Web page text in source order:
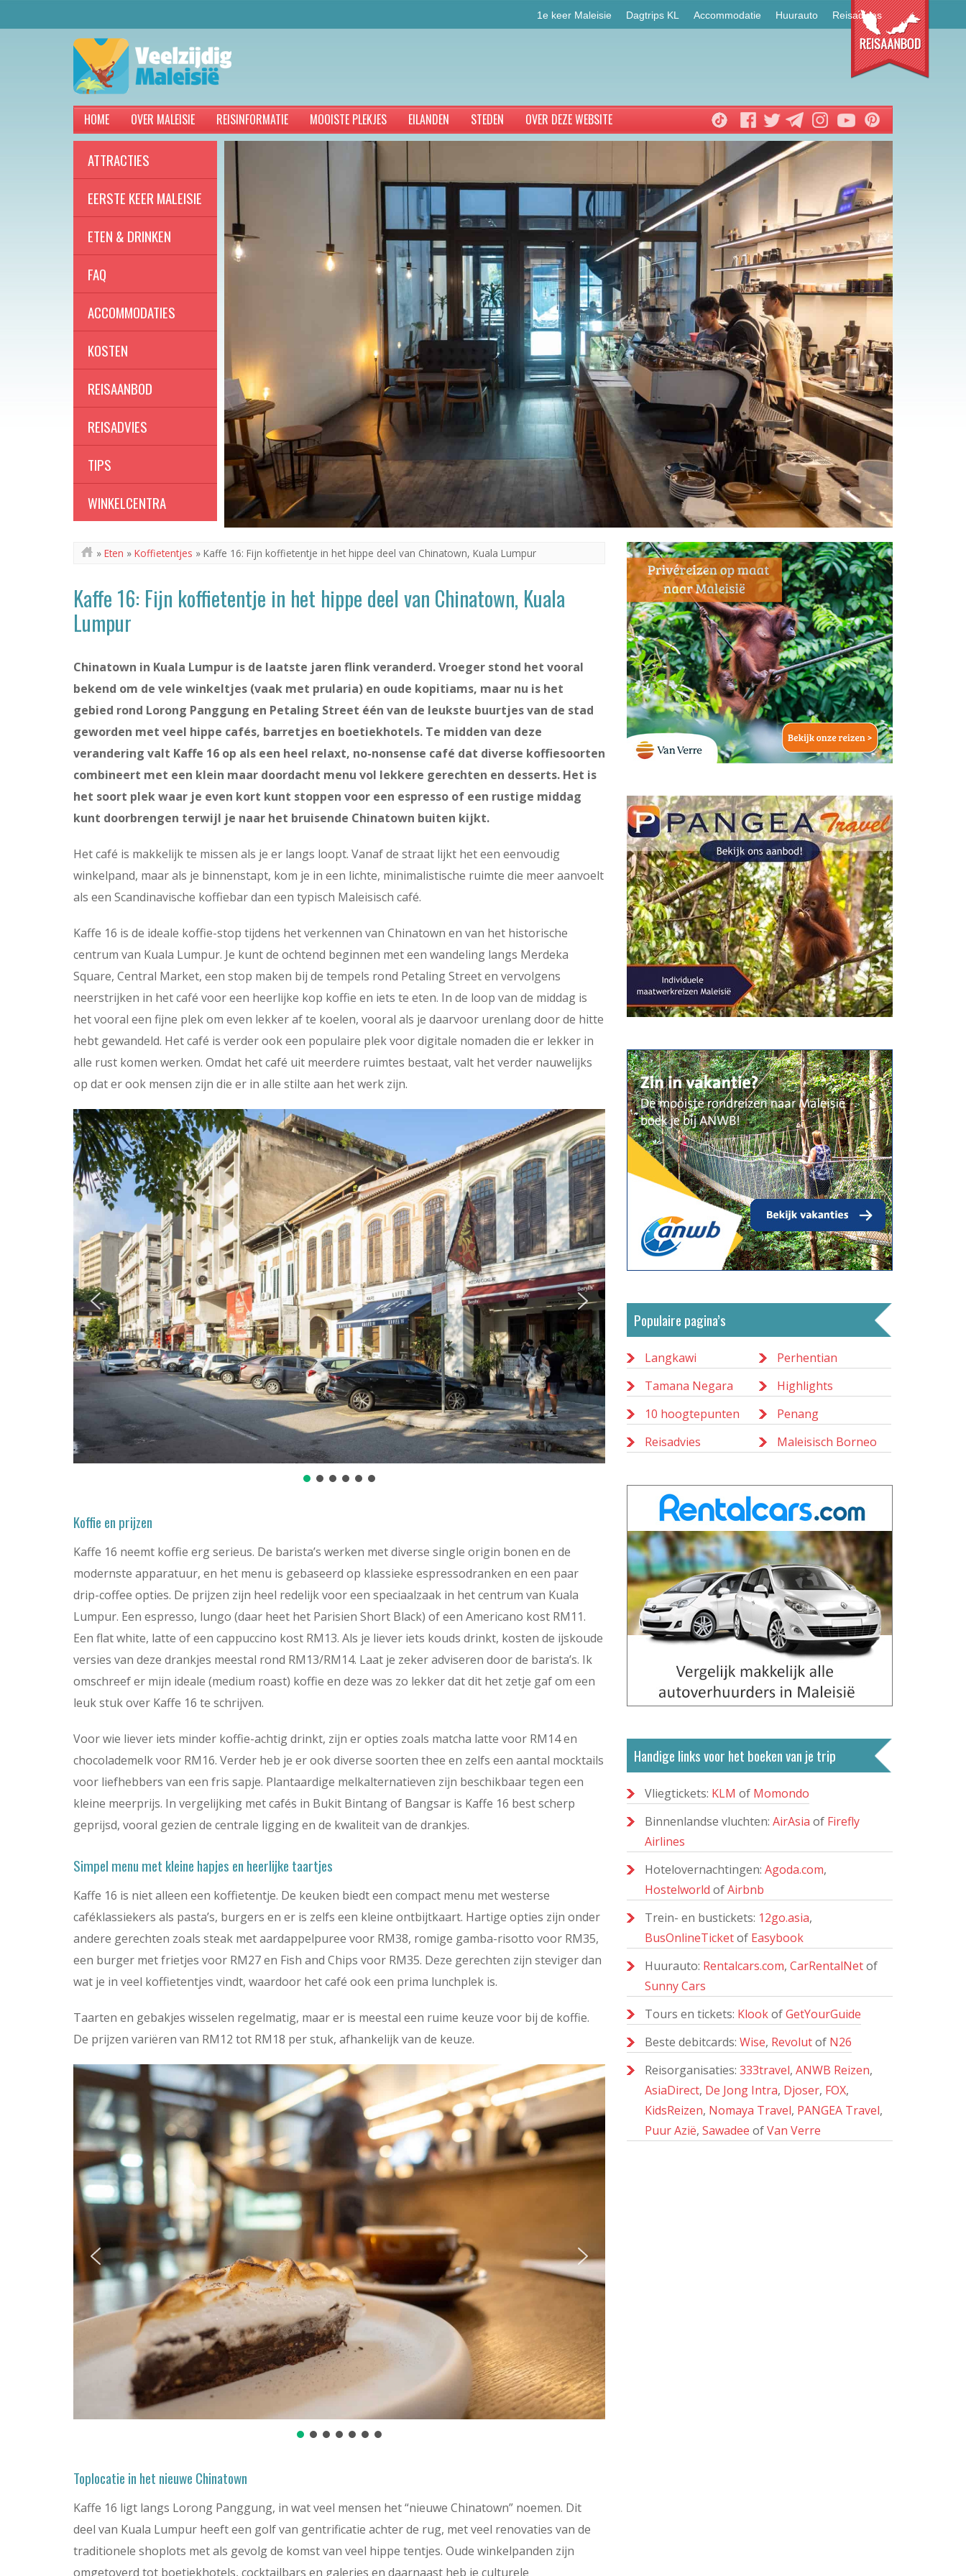
1e keer Maleisie Dagtrips KL Accommodatie Huurauto Reisadvies
HOME OVER MALEISIE REISINFORMATIE MOOISTE PLEKJES EILANDEN STEDEN OVER DEZE WEBSITE
ATTRACTIES
EERSTE KEER MALEISIE
ETEN & DRINKEN
FAQ
ACCOMMODATIES
KOSTEN
REISAANBOD
REISADVIES
TIPS
WINKELCENTRA
» Eten » Koffietentjes » Kaffe 16: Fijn koffietentje in het hippe deel van Chinatown, Kuala Lumpur
Kaffe 16: Fijn koffietentje in het hippe deel van Chinatown, Kuala
Lumpur
Chinatown in Kuala Lumpur is de laatste jaren flink veranderd. Vroeger stond het vooral
bekend om de vele winkeltjes (vaak met prularia) en oude kopitiams, maar nu is het
gebied rond Lorong Panggung en Petaling Street één van de leukste buurtjes van de stad
geworden met veel hippe cafés, barretjes en boetiekhotels. Te midden van deze
verandering valt Kaffe 16 op als een heel relaxt, no-nonsense café dat diverse koffiesoorten
combineert met een klein maar doordacht menu vol lekkere gerechten en desserts. Het is
het soort plek waar je even kort kunt stoppen voor een espresso of een rustige middag
kunt doorbrengen terwijl je naar het bruisende Chinatown buiten kijkt.
Het café is makkelijk te missen als je er langs loopt. Vanaf de straat lijkt het een eenvoudig
winkelpand, maar als je binnenstapt, kom je in een lichte, minimalistische ruimte die meer aanvoelt
als een Scandinavische koffiebar dan een typisch Maleisisch café.
Kaffe 16 is de ideale koffie-stop tijdens het verkennen van Chinatown en van het historische
centrum van Kuala Lumpur. Je kunt de ochtend beginnen met een wandeling langs Merdeka
Square, Central Market, een stop maken bij de tempels rond Petaling Street en vervolgens
neerstrijken in het café voor een heerlijke kop koffie en iets te eten. In de loop van de middag is
het vooral een fijne plek om even lekker af te koelen, vooral als je daarvoor urenlang door de hitte
hebt gewandeld. Het café is verder ook een populaire plek voor digitale nomaden die er lekker in
alle rust komen werken. Omdat het café uit meerdere ruimtes bestaat, valt het verder nauwelijks
op dat er ook mensen zijn die er in alle stilte aan het werk zijn.
Koffie en prijzen
Kaffe 16 neemt koffie erg serieus. De barista’s werken met diverse single origin bonen en de
modernste apparatuur, en het menu is gebaseerd op klassieke espressodranken en een paar
drip-coffee opties. De prijzen zijn heel redelijk voor een speciaalzaak in het centrum van Kuala
Lumpur. Een espresso, lungo (daar heet het Parisien Short Black) of een Americano kost RM11.
Een flat white, latte of een cappuccino kost RM13. Als je liever iets kouds drinkt, kosten de ijskoude
versies van deze drankjes meestal rond RM13/RM14. Laat je zeker adviseren door de barista’s. Ik
omschreef er mijn ideale (medium roast) koffie en deze was zo lekker dat dit het zetje gaf om een
leuk stuk over Kaffe 16 te schrijven.
Voor wie liever iets minder koffie-achtig drinkt, zijn er opties zoals matcha latte voor RM14 en
chocolademelk voor RM16. Verder heb je er ook diverse soorten thee en zelfs een aantal mocktails
voor liefhebbers van een fris sapje. Plantaardige melkalternatieven zijn beschikbaar tegen een
kleine meerprijs. In vergelijking met cafés in Bukit Bintang of Bangsar is Kaffe 16 best scherp
geprijsd, vooral gezien de centrale ligging en de kwaliteit van de drankjes.
Simpel menu met kleine hapjes en heerlijke taartjes
Kaffe 16 is niet alleen een koffietentje. De keuken biedt een compact menu met westerse
caféklassiekers als pasta’s, burgers en er is zelfs een kleine ontbijtkaart. Hartige opties zijn onder
andere gerechten zoals steak met aardappelpuree voor RM38, romige gamba-risotto voor RM35,
een burger met frietjes voor RM27 en Fish and Chips voor RM35. Deze gerechten zijn steviger dan
wat je in veel koffietentjes vindt, waardoor het café ook een prima lunchplek is.
Taarten en gebakjes wisselen regelmatig, maar er is meestal een ruime keuze voor bij de koffie.
De prijzen variëren van RM12 tot RM18 per stuk, afhankelijk van de keuze.
Toplocatie in het nieuwe Chinatown
Kaffe 16 ligt langs Lorong Panggung, in wat veel mensen het “nieuwe Chinatown” noemen. Dit
deel van Kuala Lumpur heeft een golf van gentrificatie achter de rug, met veel renovaties van de
traditionele shoplots met als gevolg de komst van veel hippe tentjes. Oude winkelpanden zijn
omgetoverd tot boetiekhotels, cocktailbars en galeries en daarnaast heb je culturele
Populaire pagina’s
Langkawi
Perhentian
Tamana Negara
Highlights
10 hoogtepunten
Penang
Reisadvies
Maleisisch Borneo
Handige links voor het boeken van je trip
Vliegtickets: KLM of Momondo
Binnenlandse vluchten: AirAsia of Firefly
Airlines
Hotelovernachtingen: Agoda.com,
Hostelworld ofAirbnb
Trein- en bustickets: 12go.asia,
BusOnlineTicketof Easybook
Huurauto: Rentalcars.com, CarRentalNetof
Sunny Cars
Tours en tickets: KlookofGetYourGuide
Beste debitcards: Wise, Revolutof N26
Reisorganisaties: 333travel, ANWB Reizen,
AsiaDirect, De Jong Intra, Djoser, FOX,
KidsReizen, Nomaya Travel, PANGEA Travel,
Puur Azië, Sawadee ofVan Verre